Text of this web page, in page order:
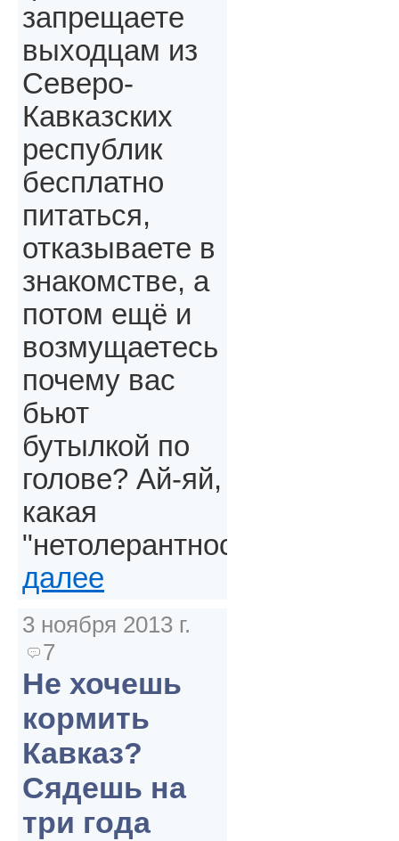
запрещаете
выходцам из
Северо-
Кавказских
республик
бесплатно
питаться,
отказываете в
знакомстве, а
потом ещё и
возмущаетесь
почему вас
бьют
бутылкой по
голове? Ай-яй,
какая
"нетолерантность".
далее
3 ноября 2013 г.
7
Не хочешь
кормить
Кавказ?
Сядешь на
три года